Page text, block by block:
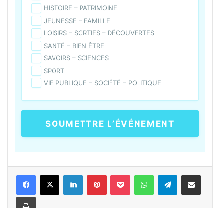
HISTOIRE – PATRIMOINE
JEUNESSE – FAMILLE
LOISIRS – SORTIES – DÉCOUVERTES
SANTÉ – BIEN ÊTRE
SAVOIRS – SCIENCES
SPORT
VIE PUBLIQUE – SOCIÉTÉ – POLITIQUE
SOUMETTRE L’ÉVÉNEMENT
LinkedinPinterestPocket WhatsAppTelegramPartager par e-mail
Imprimer